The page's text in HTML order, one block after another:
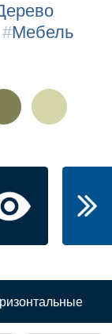
#Мебель